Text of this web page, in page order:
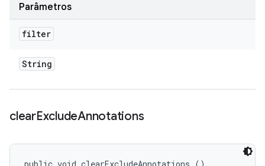
Parâmetros
filter
String
clearExcludeAnnotations